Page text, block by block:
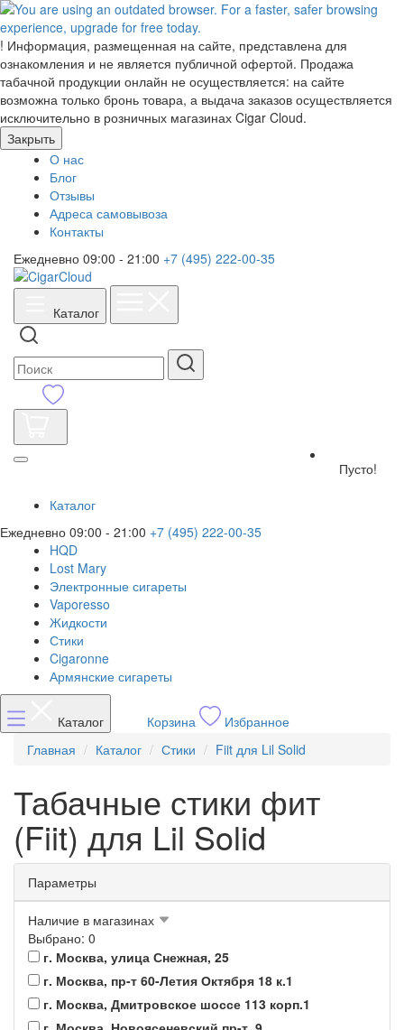
! Информация, размещенная на сайте, представлена для
ознакомления и не является публичной офертой. Продажа
табачной продукции онлайн не осуществляется: на сайте
возможна только бронь товара, а выдача заказов осуществляется
исключительно в розничных магазинах Cigar Cloud.
Закрыть
О нас
Блог
Отзывы
Адреса самовывоза
Контакты
Ежедневно 09:00 - 21:00 +7 (495) 222-00-35
Каталог
Пусто!
Каталог
Ежедневно 09:00 - 21:00 +7 (495) 222-00-35
HQD
Lost Mary
Электронные сигареты
Vaporesso
Жидкости
Стики
Cigaronne
Армянские сигареты
Каталог Корзина
Избранное
Главная
Каталог Стики Fiit для Lil Solid
Табачные стики фит
(Fiit) для Lil Solid
Параметры
Наличие в магазинах
Выбрано: 0
г. Москва, улица Снежная, 25
г. Москва, пр-т 60-Летия Октября 18 к.1
г. Москва, Дмитровское шоссе 113 корп.1